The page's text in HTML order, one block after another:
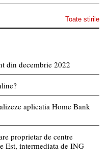
Toate stirile
din decembrie 2022
aplicatia Home Bank
proprietar de centre
Est, intermediata de ING